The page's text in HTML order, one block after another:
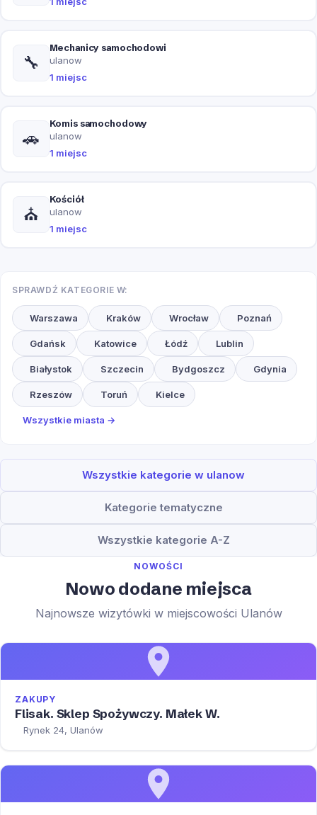
🔧
Mechanicy samochodowi
ulanow
1 miejsc
🚗
Komis samochodowy
ulanow
1 miejsc
⛪
Kościół
ulanow
1 miejsc
SPRAWDŹ KATEGORIE W:
Warszawa Kraków Wrocław Poznań
Gdańsk Katowice Łódź Lublin
Białystok Szczecin Bydgoszcz Gdynia
Rzeszów Toruń Kielce
Wszystkie miasta →
Wszystkie kategorie w ulanow
Kategorie tematyczne
Wszystkie kategorie A-Z
NOWOŚCI
Nowo dodane miejsca
Najnowsze wizytówki w miejscowości Ulanów
ZAKUPY
Flisak. Sklep Spożywczy. Małek W.
Rynek 24, Ulanów